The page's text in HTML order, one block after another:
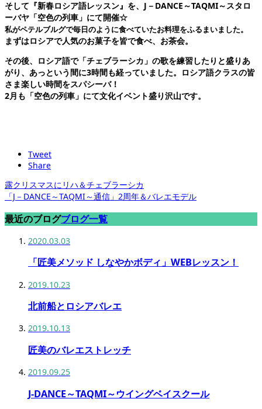
そして『新春ロシア語レッスン』を、J－DANCE～TAQMI～スタロ
ーバヤ「空色の列車」にて開催☆
私がペテルブルグで毎日のように食べていたお料理をふるまいました。
まずはロシアで人気のお菓子を皆で食べ、お茶会。
その後、ロシア語で「チェブラーシカ」の歌を練習したりと盛りあ
がり、あっという間に3時間も経っていました。 ロシア語クラスの皆
さま楽しい時間をスパシーバ！
2月も「空色の列車」にて文化イベント盛り沢山です。
Tweet
Share
露クリスマスにリハ＆チェブラーシカ
「J－DANCE～TAQMI～通信」2周年＆バレエモデル
最近のブログブログ一覧
2020.03.03
「匠美メソッド しなやかボディ」WEBレッスン！
2019.10.23
北前船とロシアバレエ
2019.10.13
匠美のバレエストレッチ
2019.09.25
J-DANCE～TAQMI～ウイングベイスクール